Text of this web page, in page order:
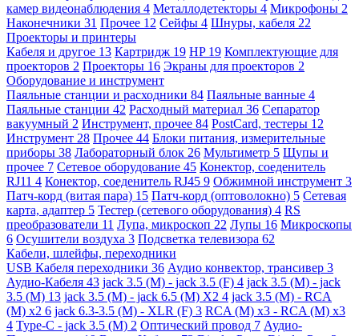
камер видеонаблюдения 4 Металлодетекторы 4 Микрофоны 2
Наконечники 31 Прочее 12 Сейфы 4 Шнуры, кабеля 22
Проекторы и принтеры
Кабеля и другое 13 Картридж 19 HP 19 Комплектующие для
проекторов 2 Проекторы 16 Экраны для проекторов 2
Оборудование и инструмент
Паяльные станции и расходники 84 Паяльные ванные 4
Паяльные станции 42 Расходный материал 36 Сепаратор
вакуумный 2 Инструмент, прочее 84 PostCard, тестеры 12
Инструмент 28 Прочее 44 Блоки питания, измерительные
приборы 38 Лабораторный блок 26 Мультиметр 5 Щупы и
прочее 7 Сетевое оборудование 45 Конектор, соеденитель
RJ11 4 Конектор, соеденитель RJ45 9 Обжимной инструмент 3
Патч-корд (витая пара) 15 Патч-корд (оптоволокно) 5 Сетевая
карта, адаптер 5 Тестер (сетевого оборудования) 4 RS
преобразователи 11 Лупа, микроскоп 22 Лупы 16 Микроскопы
6 Осушители воздуха 3 Подсветка телевизора 62
Кабели, шлейфы, переходники
USB Кабеля переходники 36 Аудио конвектор, трансивер 3
Аудио-Кабеля 43 jack 3.5 (M) - jack 3.5 (F) 4 jack 3.5 (M) - jack
3.5 (M) 13 jack 3.5 (M) - jack 6.5 (M) X2 4 jack 3.5 (M) - RCA
(M) x2 6 jack 6.3-3.5 (M) - XLR (F) 3 RCA (M) x3 - RCA (M) x3
4 Type-C - jack 3.5 (M) 2 Оптический провод 7 Аудио-